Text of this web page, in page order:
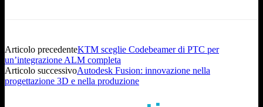
Articolo precedenteKTM sceglie Codebeamer di PTC per
un’integrazione ALM completa
Articolo successivoAutodesk Fusion: innovazione nella
progettazione 3D e nella produzione